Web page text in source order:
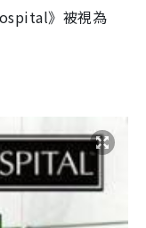
》被視為